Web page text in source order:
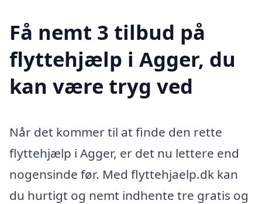
Få nemt 3 tilbud på
flyttehjælp i Agger, du
kan være tryg ved
Når det kommer til at finde den rette
flyttehjælp i Agger, er det nu lettere end
nogensinde før. Med flyttehjaelp.dk kan
du hurtigt og nemt indhente tre gratis og